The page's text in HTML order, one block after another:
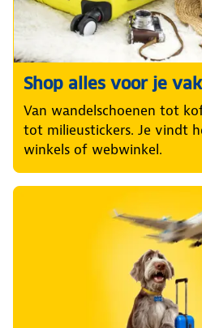
Shop alles voor je
Van wandelschoenen tot
tot milieustickers. Je vindt
winkels of webwinkel.